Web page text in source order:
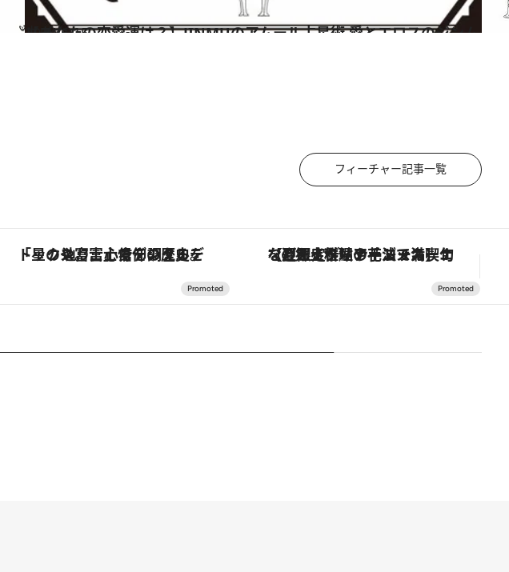
2024.6.15
【あなたの恋愛運は？】JINMUのアムール占星術 愛とエロスのジンムリズム
占い
フィーチャー記事一覧
「星のや富士」でデジタルデトックス。冨士信仰の歴史を辿り、心身を調える。 【夏限定ディナーコース】旬を迎える稚鮎や花ズッキーニなどをイタリア・トスカーナの郷土料理の手法で満喫！